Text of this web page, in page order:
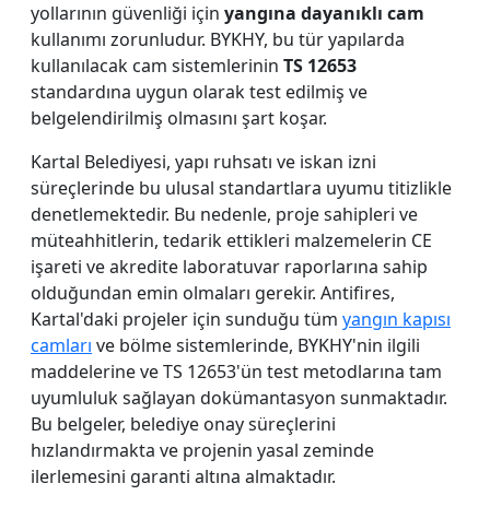
yollarının güvenliği için yangına dayanıklı cam
kullanımı zorunludur. BYKHY, bu tür yapılarda
kullanılacak cam sistemlerinin TS 12653
standardına uygun olarak test edilmiş ve
belgelendirilmiş olmasını şart koşar.
Kartal Belediyesi, yapı ruhsatı ve iskan izni
süreçlerinde bu ulusal standartlara uyumu titizlikle
denetlemektedir. Bu nedenle, proje sahipleri ve
müteahhitlerin, tedarik ettikleri malzemelerin CE
işareti ve akredite laboratuvar raporlarına sahip
olduğundan emin olmaları gerekir. Antifires,
Kartal'daki projeler için sunduğu tüm yangın kapısı
camları ve bölme sistemlerinde, BYKHY'nin ilgili
maddelerine ve TS 12653'ün test metodlarına tam
uyumluluk sağlayan dokümantasyon sunmaktadır.
Bu belgeler, belediye onay süreçlerini
hızlandırmakta ve projenin yasal zeminde
ilerlemesini garanti altına almaktadır.